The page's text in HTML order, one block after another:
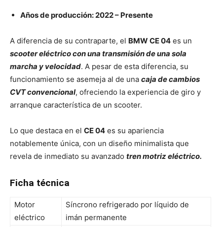
Años de producción: 2022 – Presente
A diferencia de su contraparte, el BMW CE 04 es un
scooter eléctrico con una transmisión de una sola
marcha y velocidad. A pesar de esta diferencia, su
funcionamiento se asemeja al de una caja de cambios
CVT convencional, ofreciendo la experiencia de giro y
arranque característica de un scooter.
Lo que destaca en el CE 04 es su apariencia
notablemente única, con un diseño minimalista que
revela de inmediato su avanzado tren motriz eléctrico.
Ficha técnica
Motor
eléctrico
Síncrono refrigerado por líquido de
imán permanente